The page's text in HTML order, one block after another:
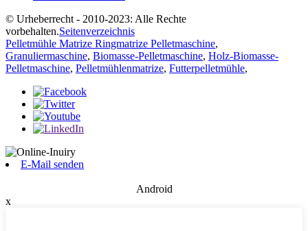
© Urheberrecht - 2010-2023: Alle Rechte
vorbehalten.Seitenverzeichnis
Pelletmühle Matrize Ringmatrize Pelletmaschine,
Granuliermaschine, Biomasse-Pelletmaschine, Holz-Biomasse-
Pelletmaschine, Pelletmühlenmatrize, Futterpelletmühle,
E-Mail senden
Android
x